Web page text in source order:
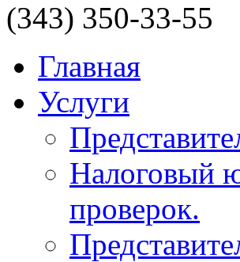
(343) 350-33-55
Главная
Услуги
Налоговый
проверок.